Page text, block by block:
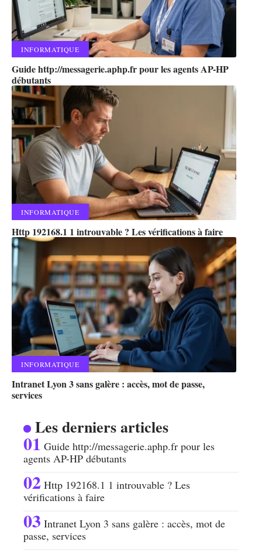
INFORMATIQUE
Guide http://messagerie.aphp.fr pour les agents AP-HP
débutants
INFORMATIQUE
Http 192168.1 1 introuvable ? Les vérifications à faire
INFORMATIQUE
Intranet Lyon 3 sans galère : accès, mot de passe,
services
Les derniers articles
Guide http://messagerie.aphp.fr pour les
agents AP-HP débutants
Http 192168.1 1 introuvable ? Les
vérifications à faire
Intranet Lyon 3 sans galère : accès, mot de
passe, services